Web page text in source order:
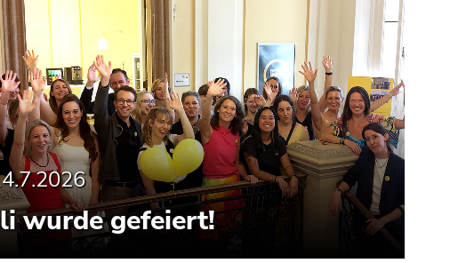
wurde gefeiert!